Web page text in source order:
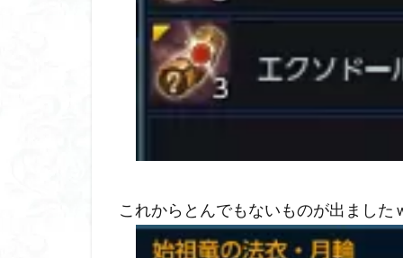
これからとんでもないものが出ました